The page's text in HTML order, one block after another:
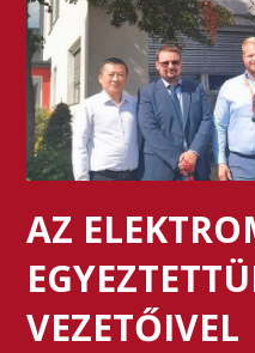
AZ
VEZETŐIVEL